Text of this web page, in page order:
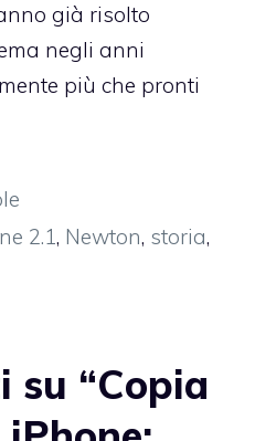
già risolto
negli anni
più che pronti
2.1, Newton, storia,
su “Copia